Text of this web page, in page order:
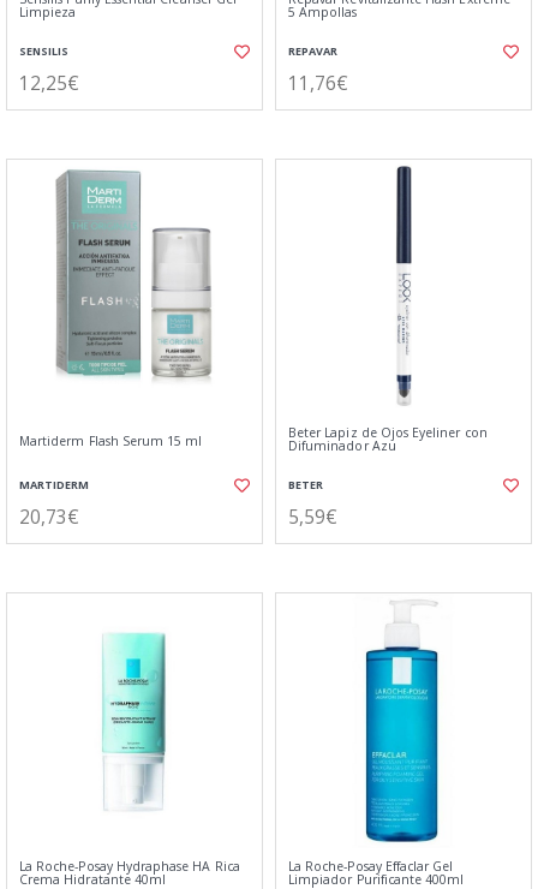
Limpieza
SENSILIS
12,25€
5 Ampollas
REPAVAR
11,76€
Martiderm Flash Serum 15 ml
MARTIDERM
20,73€
Beter Lapiz de Ojos Eyeliner con
Difuminador Azu
BETER
5,59€
La Roche-Posay Hydraphase HA Rica
Crema Hidratante 40ml
La Roche-Posay Effaclar Gel
Limpiador Purificante 400ml